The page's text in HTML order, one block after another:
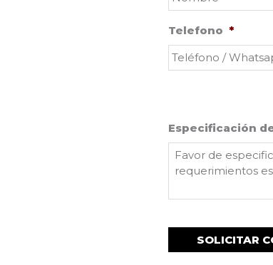
Telefono *
Especificación